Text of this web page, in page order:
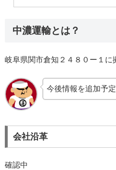
中濃運輸とは？
岐阜県関市倉知２４８０ー１に
今後情報を追加予定
会社沿革
確認中